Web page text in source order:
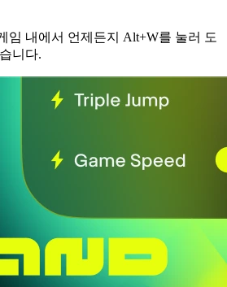
임 내에서 언제든지 Alt+W를 눌러 도
니다.